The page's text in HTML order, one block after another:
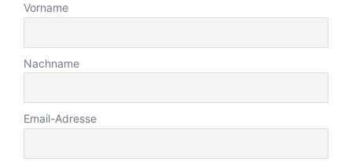
Vorname
Nachname
Email-Adresse